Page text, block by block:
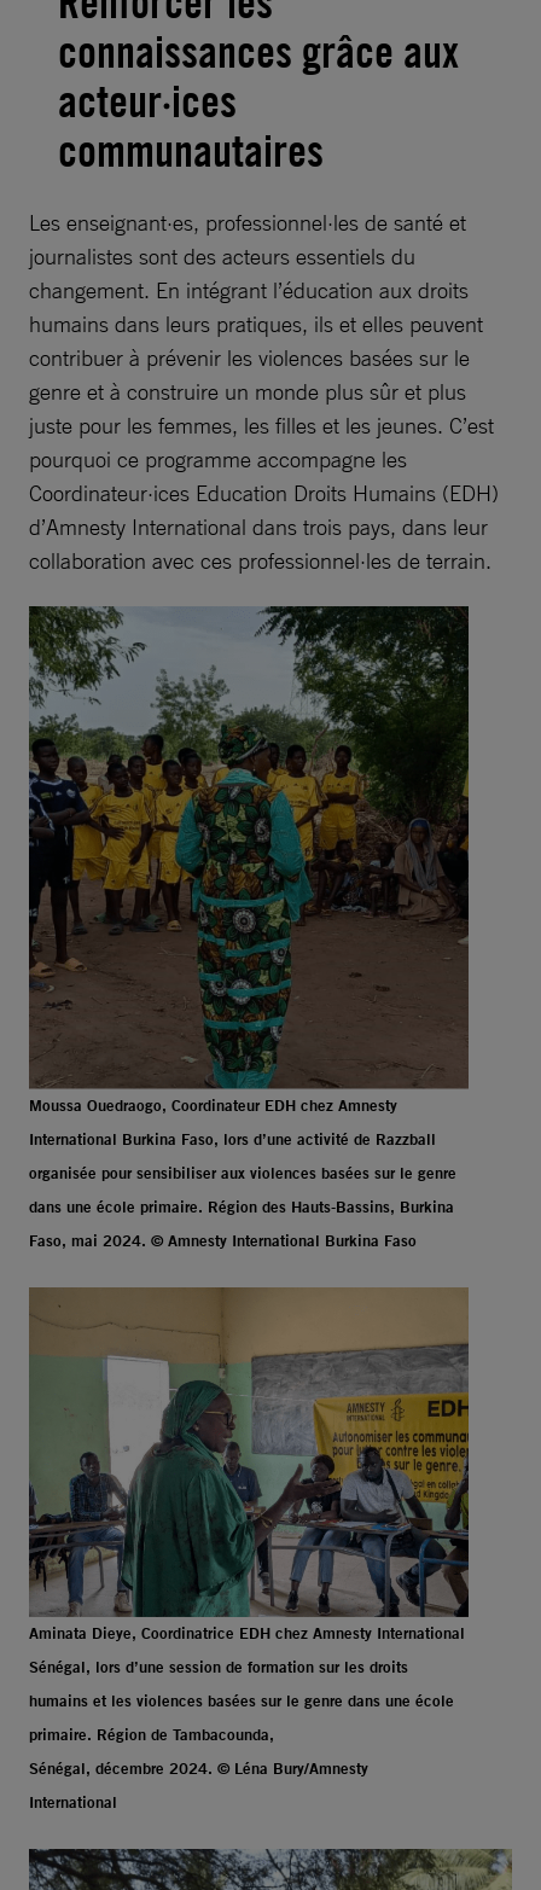
connaissances grâce aux
acteur·ices
communautaires
Les enseignant·es, professionnel·les de santé et
journalistes sont des acteurs essentiels du
changement. En intégrant l’éducation aux droits
humains dans leurs pratiques, ils et elles peuvent
contribuer à prévenir les violences basées sur le
genre et à construire un monde plus sûr et plus
juste pour les femmes, les filles et les jeunes. C’est
pourquoi ce programme accompagne les
Coordinateur·ices Education Droits Humains (EDH)
d’Amnesty International dans trois pays, dans leur
collaboration avec ces professionnel·les de terrain.
Moussa Ouedraogo, Coordinateur EDH chez Amnesty
International Burkina Faso, lors d’une activité de Razzball
organisée pour sensibiliser aux violences basées sur le genre
dans une école primaire. Région des Hauts-Bassins, Burkina
Faso, mai 2024. © Amnesty International Burkina Faso
Aminata Dieye, Coordinatrice EDH chez Amnesty International
Sénégal, lors d’une session de formation sur les droits
humains et les violences basées sur le genre dans une école
primaire. Région de Tambacounda,
Sénégal, décembre 2024. © Léna Bury/Amnesty
International